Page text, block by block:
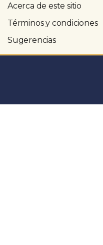
Acerca de este sitio
Términos y condiciones
Sugerencias